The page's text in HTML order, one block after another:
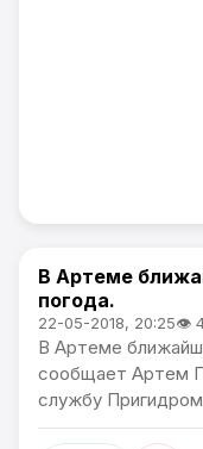
Сообщения о ЧС и
В Артеме
погода.
22-05-2018, 20:25👁
В Артеме
сообщает Артем
службу